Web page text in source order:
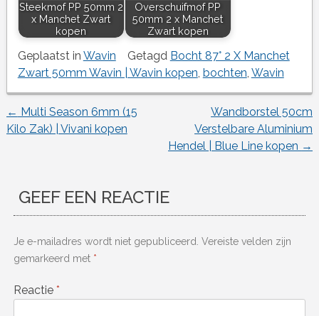
Steekmof PP 50mm 2
x Manchet Zwart
kopen
Overschuifmof PP
50mm 2 x Manchet
Zwart kopen
Geplaatst in Wavin Getagd Bocht 87° 2 X Manchet
Zwart 50mm Wavin | Wavin kopen bochten Wavin
Berichtnavigatie
← Multi Season 6mm (15
Kilo Zak) | Vivani kopen
Wandborstel 50cm
Verstelbare Aluminium
Hendel | Blue Line kopen →
GEEF EEN REACTIE
Je e-mailadres wordt niet gepubliceerd. Vereiste velden zijn
gemarkeerd met *
Reactie *